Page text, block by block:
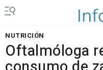
NUTRICIÓN
Oftalmóloga